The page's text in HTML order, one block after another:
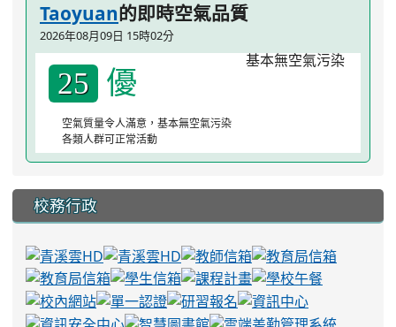
Taoyuan的即時空氣品質
2026年08月09日 15時02分
25 優
空氣質量令人滿意，基本無空氣污染
各類人群可正常活動
校務行政